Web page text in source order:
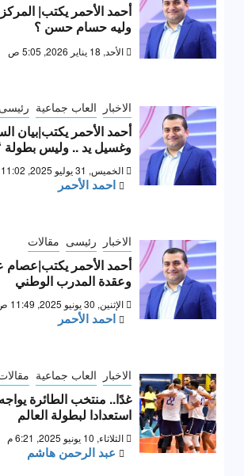
أحمد الأحمر يكتب|
وليه حسام حسن ؟
الأحد, 18 يناير 2026, 5:05 ص
الاخبار العاب جماعية رئيسى
أحمد الأحمر يكتب|بيان
وغسيل يد .. وليس بطولة
الخميس, 31 يوليو 2025, 11:02 ص
احمد الأحمر
الاخبار رئيسى مقالات
أحمد الأحمر يكتب|عصام
وعقدة المدرب الوطني
الإثنين, 30 يونيو 2025, 11:49 ص
احمد الأحمر
الاخبار العاب جماعية
غدًا.. منتخب الطائرة
استعدادا لبطولة العالم
الثلاثاء, 10 يونيو 2025, 6:21 م
عبد الرحمن هاشم